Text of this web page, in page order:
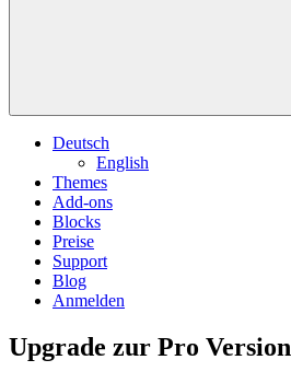
Deutsch
English
Themes
Add-ons
Blocks
Preise
Support
Blog
Anmelden
Upgrade zur Pro Version